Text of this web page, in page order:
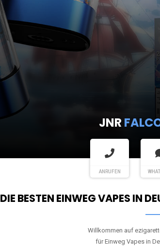
JNR
ANRUFEN
DIE BESTEN EINWEG VAPES IN
Willkommen auf
für Einweg Vapes in